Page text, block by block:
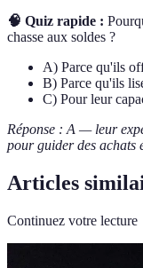
🧠 Quiz rapide :
chasse aux soldes ?
A) Parce qu'ils
B) Parce qu'ils
C) Pour leur
Réponse : A — leur
pour guider des achats
Articles
Continuez votre lecture